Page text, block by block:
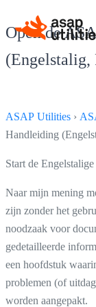
Open de
(Engelstalig,
ASAP Utilities ›
Handleiding
Start de
Naar mijn mening
zijn zonder het
noodzaak voor
gedetailleerde
een hoofdstuk
problemen (of
worden aangepakt.